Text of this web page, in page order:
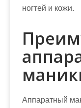
ногтей и кожи.
Аппаратный